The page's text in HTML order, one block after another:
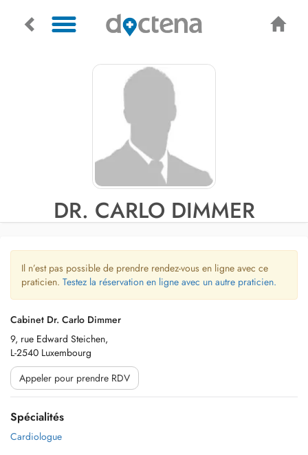
DR. CARLO DIMMER
Il n’est pas possible de prendre rendez-vous en ligne avec ce
praticien. Testez la réservation en ligne avec un autre praticien.
Cabinet Dr. Carlo Dimmer
9, rue Edward Steichen,
L-2540 Luxembourg
Appeler pour prendre RDV
Spécialités
Cardiologue